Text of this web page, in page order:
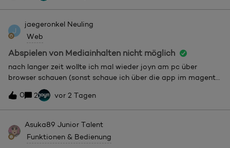
J
jaegeronkel Neuling
Web
Abspielen von Mediainhalten nicht möglich
nach langer zeit wollte ich mal wieder joyn am pc über
browser schauen (sonst schaue ich über die app im magenta
tv, wo alles normal läuft), aber das bild ist dann eingefroren
und nur der ton läuft. es kommt keine fehlermeldung oder
ähnliches.pc: windows 11browser: firefox und
chromewindows und beide browser auf aktuellstem stand
(alle updates gemacht)kein adblocker, kein vpn, cookies und
cache geleertbandbreite internet: 100 MBit/sseltsamerweise
0 2 vor 2 Tagen
Asuka89 Junior Talent
Funktionen & Bedienung